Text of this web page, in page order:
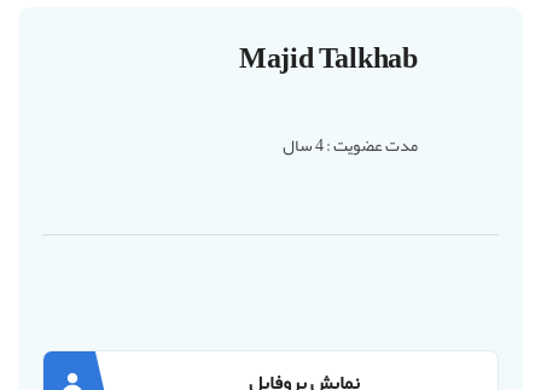
Majid Talkhab
مدت عضویت : 4 سال